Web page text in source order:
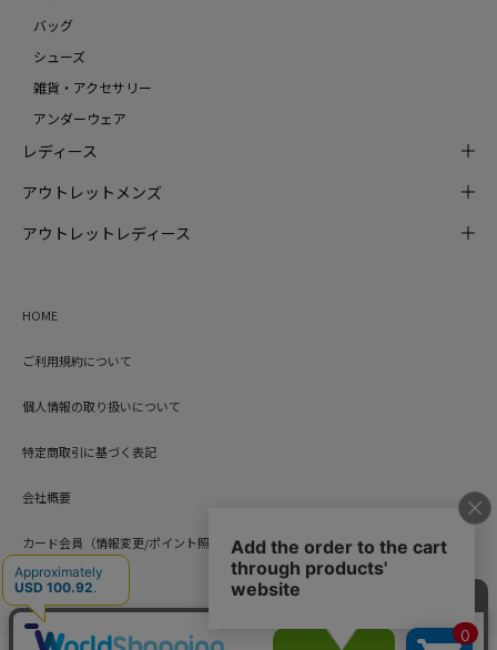
バッグ
シューズ
雑貨・アクセサリー
アンダーウェア
レディース
アウトレットメンズ
アウトレットレディース
HOME
ご利用規約について
個人情報の取り扱いについて
特定商取引に基づく表記
会社概要
カード会員（情報変更/ポイント照会）
お問い合わせ